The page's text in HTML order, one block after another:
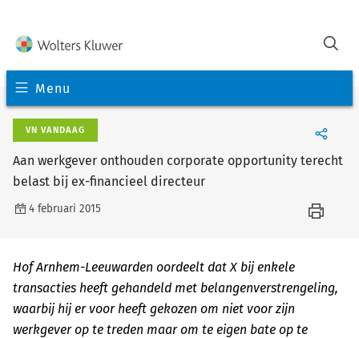
Menu
VN VANDAAG
Aan werkgever onthouden corporate opportunity terecht
belast bij ex-financieel directeur
4 februari 2015
Hof Arnhem-Leeuwarden oordeelt dat X bij enkele
transacties heeft gehandeld met belangenverstrengeling,
waarbij hij er voor heeft gekozen om niet voor zijn
werkgever op te treden maar om te eigen bate op te